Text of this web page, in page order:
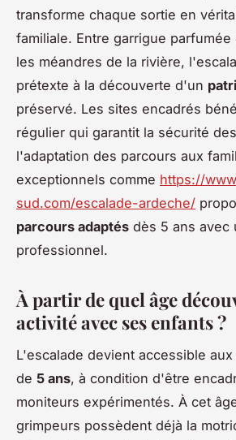
transforme chaque sortie en
familiale. Entre garrigue
les méandres de la rivière,
prétexte à la découverte d'un
préservé. Les sites encadrés
régulier qui garantit la sécurité
l'adaptation des parcours aux
exceptionnels comme https://
sud.com/escalade-ardeche/
parcours adaptés dès 5 ans avec
professionnel.
À partir de quel âge
activité avec ses enfants ?
L'escalade devient accessible
de 5 ans, à condition d'être
moniteurs expérimentés. À cet
grimpeurs possèdent déjà la